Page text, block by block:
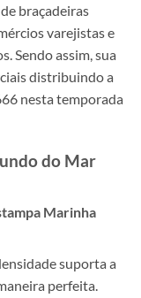
braçadeiras
varejistas e
Sendo assim, sua
distribuindo a
nesta temporada
do Mar
Marinha
suporta a
perfeita.